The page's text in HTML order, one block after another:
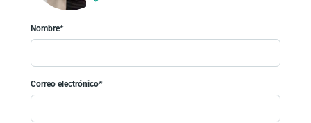
Nombre*
Correo electrónico*